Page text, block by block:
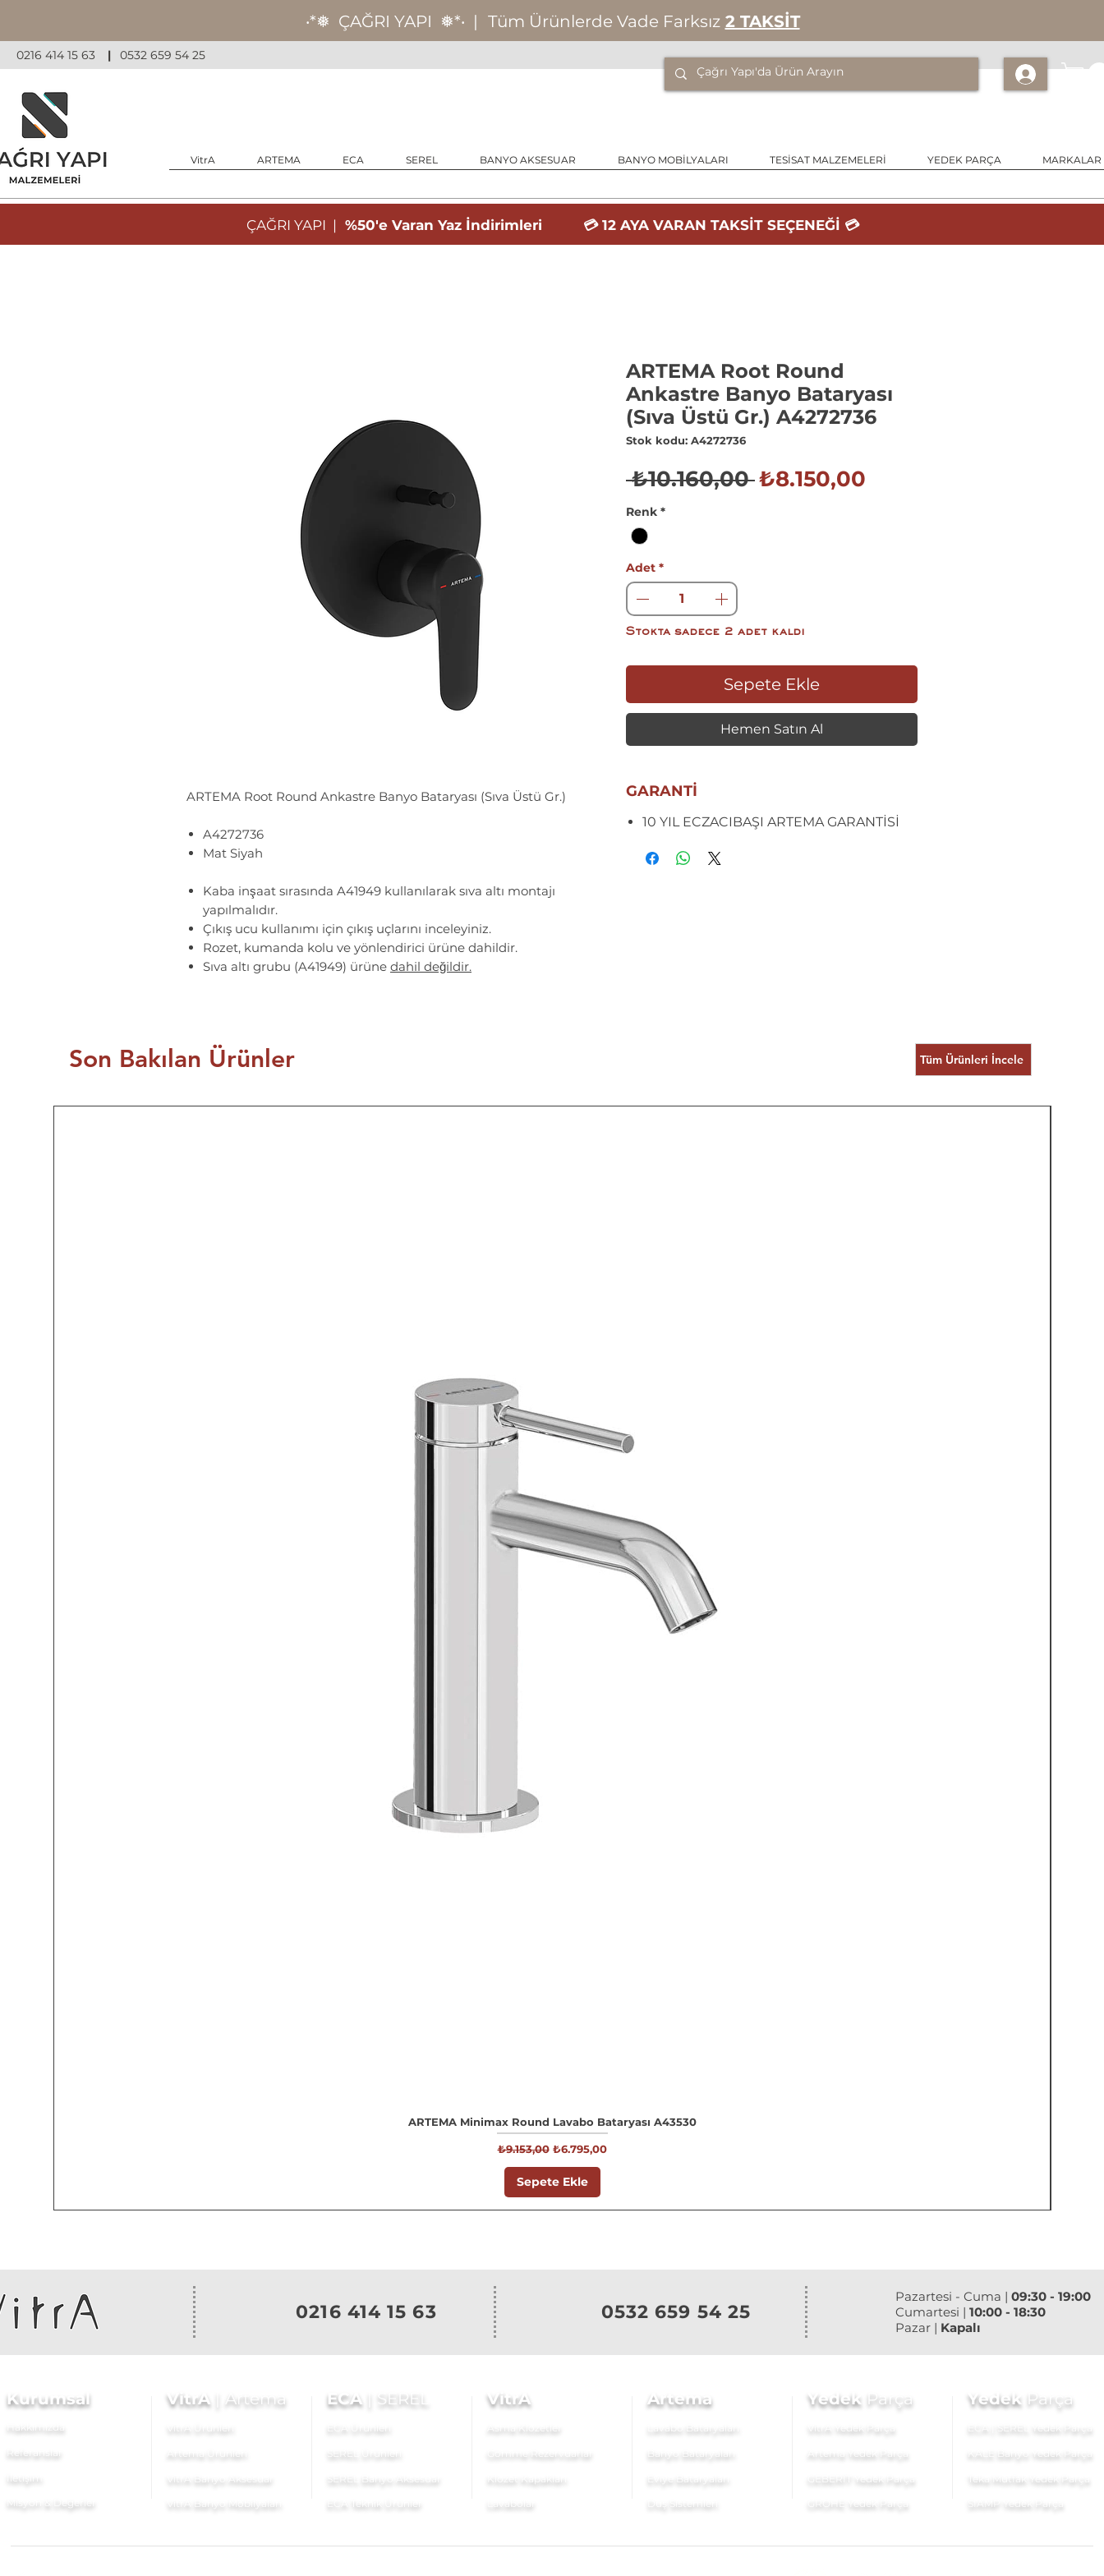
‧*❅ ÇAĞRI YAPI ❅*‧ | Tüm Ürünlerde Vade Farksız 2 TAKSİT
0216 414 15 63 | 0532 659 54 25
VitrA ARTEMA ECA SEREL BANYO AKSESUAR BANYO MOBİLYALARI TESİSAT MALZEMELERİ YEDEK PARÇA MARKALAR
ÇAĞRI YAPI | %50'e Varan Yaz İndirimleri 💳 12 AYA VARAN TAKSİT SEÇENEĞİ 💳
ARTEMA Root Round Ankastre Banyo Bataryası (Sıva Üstü Gr.)
A4272736
Mat Siyah
Kaba inşaat sırasında A41949 kullanılarak sıva altı montajı
yapılmalıdır.
Çıkış ucu kullanımı için çıkış uçlarını inceleyiniz.
Rozet, kumanda kolu ve yönlendirici ürüne dahildir.
Sıva altı grubu (A41949) ürüne dahil değildir.
ARTEMA Root Round
Ankastre Banyo Bataryası
(Sıva Üstü Gr.) A4272736
Stok kodu: A4272736
₺10.160,00 Normal
₺8.150,00
Renk *
Adet *
Stokta sadece 2 adet kaldı
Sepete Ekle
Hemen Satın Al
GARANTİ
10 YIL ECZACIBAŞI ARTEMA GARANTİSİ
Son Bakılan Ürünler Tüm Ürünleri İncele
ARTEMA Minimax Round Lavabo Bataryası A43530
Normal Fiyat
₺9.153,00 İndirimli Fiyat
₺6.795,00
Sepete Ekle
0216 414 15 63 0532 659 54 25
Pazartesi - Cuma | 09:30 - 19:00
Cumartesi | 10:00 - 18:30
Pazar | Kapalı
Kurumsal
Hakkımızda
Referanslar
İletişim
Misyon & Değerler
VitrA Artema
VitrA Ürünleri
Artema Ürünleri
VitrA Banyo Aksesuar
VitrA Banyo Mobilyaları
VitrA
Asma Klozetler
Gömme Rezervuarlar
Klozet Kapakları
Lavabolar
Artema
Lavabo Bataryaları
Banyo Bataryaları
Eviye Bataryaları
Duş Sistemleri
ECA SEREL
ECA Ürünleri
SEREL Ürünleri
SEREL Banyo Aksesuar
ECA Teknik Ürünler
Yedek Parça
VitrA Yedek Parça
Artema Yedek Parça
GEBERİT Yedek Parça
GROHE Yedek Parça
Yedek Parça
ECA | SEREL Yedek Parça
KALE Banyo Yedek Parça
Teka Mutfak Yedek Parça
SIAMP Yedek Parça